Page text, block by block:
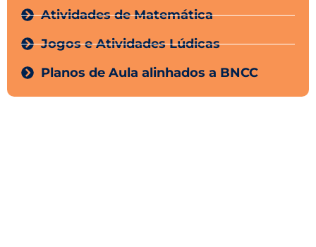
Atividades de Matemática
Jogos e Atividades Lúdicas
Planos de Aula alinhados a BNCC